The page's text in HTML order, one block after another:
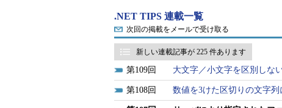
.NET TIPS 連載一覧
次回の掲載をメールで受け取る
新しい連載記事が 225 件あります
109 大文字／小文字を区別しな
108 数値を3けた区切りの文字列